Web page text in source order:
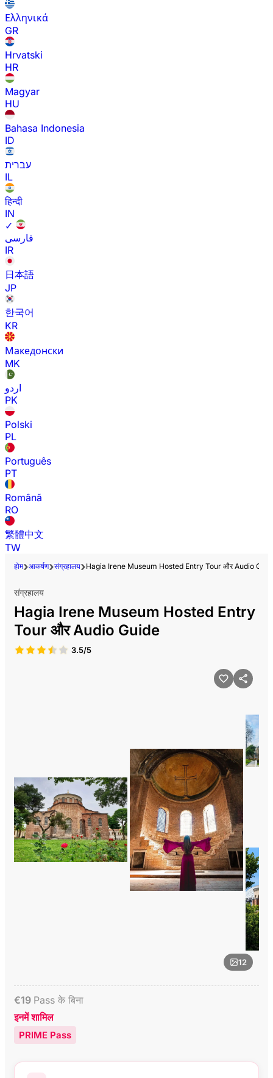
Ελληνικά
GR
Hrvatski
HR
Magyar
HU
Bahasa Indonesia
ID
עברית
IL
हिन्दी
IN
✓
فارسی
IR
日本語
JP
한국어
KR
Македонски
MK
اردو
PK
Polski
PL
Português
PT
Română
RO
繁體中文
TW
होम आकर्षण संग्रहालय Hagia Irene Museum Hosted Entry Tour और Audio
12
संग्रहालय
Hagia Irene Museum Hosted Entry
Tour और Audio Guide
3.5/5
€19 Pass के बिना
इनमें शामिल
PRIME Pass